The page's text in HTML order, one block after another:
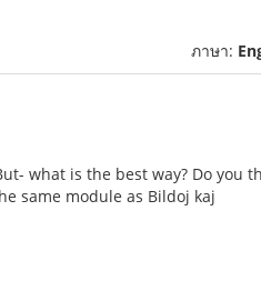
ภาษา:
what is the best way? Do you
same module as Bildoj kaj